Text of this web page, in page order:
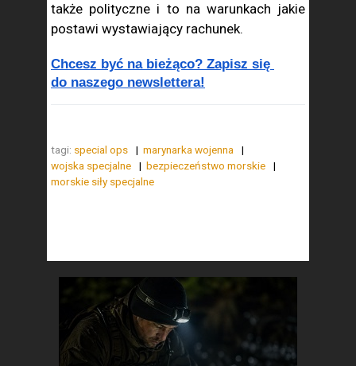
także polityczne i to na warunkach jakie
postawi wystawiający rachunek.
Chcesz być na bieżąco? Zapisz się
do naszego newslettera!
tagi: special ops
marynarka wojenna
wojska specjalne
bezpieczeństwo morskie
morskie siły specjalne